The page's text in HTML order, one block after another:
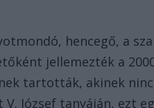
hencegő, a
jellemezték a
tartották, akinek
József tanyáján, ezt